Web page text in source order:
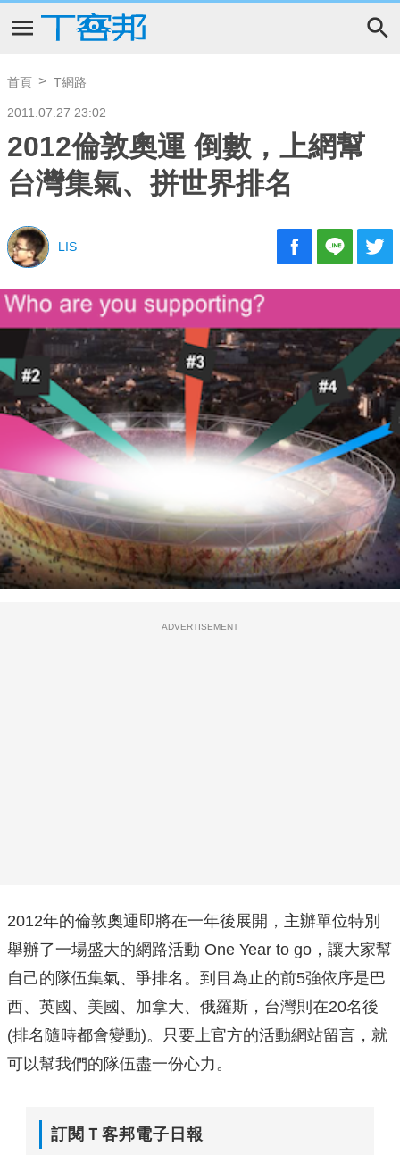
首頁 T網路
2011.07.27 23:02
2012倫敦奧運 倒數，上網幫
台灣集氣、拼世界排名
LIS
ADVERTISEMENT
2012年的倫敦奧運即將在一年後展開，主辦單位特別
舉辦了一場盛大的網路活動 One Year to go，讓大家幫
自己的隊伍集氣、爭排名。到目為止的前5強依序是巴
西、英國、美國、加拿大、俄羅斯，台灣則在20名後
(排名隨時都會變動)。只要上官方的活動網站留言，就
可以幫我們的隊伍盡一份心力。
訂閱Ｔ客邦電子日報